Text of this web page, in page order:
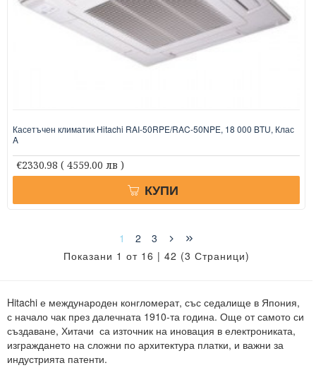
Касетъчен климатик Hitachi RAI-50RPE/RAC-50NPE, 18 000 BTU, Клас
A
€2330.98 ( 4559.00 лв )
КУПИ
1 2
3
Показани 1 от 16 | 42 (3 Страници)
Hitachi е международен конгломерат, със седалище в Япония,
с начало чак през далечната 1910-та година. Още от самото си
създаване, Хитачи са източник на иновация в електрониката,
изграждането на сложни по архитектура платки, и важни за
индустрията патенти.